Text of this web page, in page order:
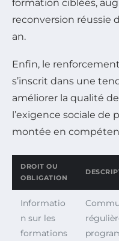
formation ciblées,
reconversion réussie
an.
Enfin, le
s’inscrit dans une
améliorer la qualité
l’exigence sociale de
montée en
DROIT OU
OBLIGATION
Informatio
n sur les
formations